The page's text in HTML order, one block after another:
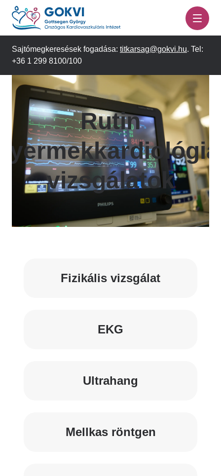
Ugrás
tartalomra
Sajtómegkeresések fogadása: titkarsag@gokvi.hu. Tel:
+36 1 299 8100/100
Rutin
vizsgálatok
Fizikális vizsgálat
EKG
Ultrahang
Mellkas röntgen